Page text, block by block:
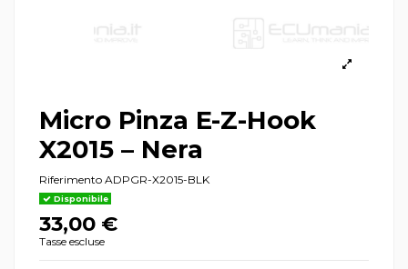
Micro Pinza E-Z-Hook
X2015 – Nera
Riferimento ADPGR-X2015-BLK
Disponibile
33,00 €
Tasse escluse